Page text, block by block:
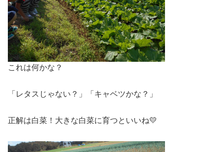
これは何かな？
「レタスじゃない？」「キャベツかな？」
正解は白菜！大きな白菜に育つといいね💛